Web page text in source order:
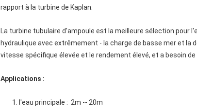
rapport à la turbine de Kaplan.
La turbine tubulaire d'ampoule est la meilleure sélection pour
hydraulique avec extrêmement - la charge de basse mer et la
vitesse spécifique élevée et le rendement élevé, et a besoin
Applications :
1. l'eau principale : 2m -- 20m